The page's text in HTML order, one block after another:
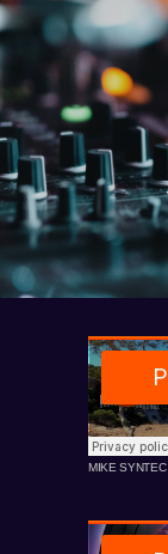
BIO
MIKE SYNTEC